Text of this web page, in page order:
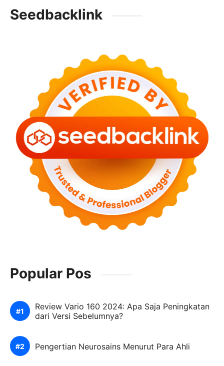
Seedbacklink
Popular Pos
Review Vario 160 2024: Apa Saja Peningkatan
dari Versi Sebelumnya?
Pengertian Neurosains Menurut Para Ahli